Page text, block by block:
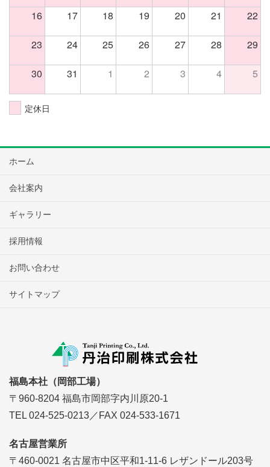
16 17 18 19 20 21 22
23 24 25 26 27 28 29
30 31 1 2 3 4 5
定休日
ホーム
会社案内
ギャラリー
採用情報
お問い合わせ
サイトマップ
福島本社（岡部工場）
〒960-8204 福島市岡部字内川原20-1
TEL 024-525-0213／FAX 024-533-1671
名古屋営業所
〒460-0021 名古屋市中区平和1-11-6 レザンドール203号